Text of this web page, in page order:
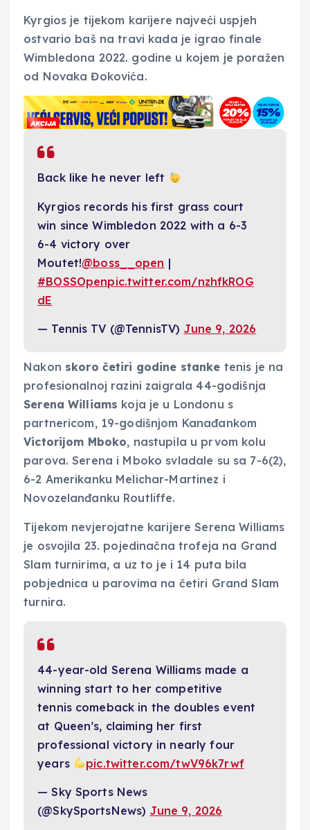
Kyrgios je tijekom karijere najveći uspjeh
ostvario baš na travi kada je igrao finale
Wimbledona 2022. godine u kojem je poražen
od Novaka Đokovića.
Back like he never left
Kyrgios records his first grass court
win since Wimbledon 2022 with a 6-3
6-4 victory over
Moutet!@boss__open |
#BOSSOpenpic.twitter.com/nzhfkROG
dE
— Tennis TV (@TennisTV) June 9, 2026
Nakon skoro četiri godine stanke tenis je na
profesionalnoj razini zaigrala 44-godišnja
Serena Williams koja je u Londonu s
partnericom, 19-godišnjom Kanađankom
Victorijom Mboko, nastupila u prvom kolu
parova. Serena i Mboko svladale su sa 7-6(2),
6-2 Amerikanku Melichar-Martinez i
Novozelanđanku Routliffe.
Tijekom nevjerojatne karijere Serena Williams
je osvojila 23. pojedinačna trofeja na Grand
Slam turnirima, a uz to je i 14 puta bila
pobjednica u parovima na četiri Grand Slam
turnira.
44-year-old Serena Williams made a
winning start to her competitive
tennis comeback in the doubles event
at Queen’s, claiming her first
professional victory in nearly four
years
pic.twitter.com/twV96k7rwf
— Sky Sports News
(@SkySportsNews) June 9, 2026